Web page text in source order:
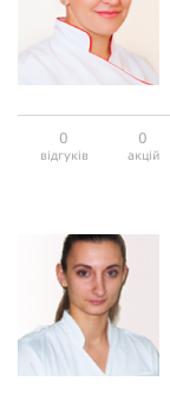
0
відгуків
0
акцій